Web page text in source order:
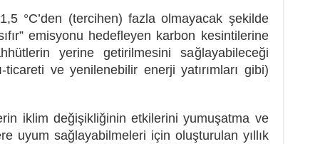
°C’den (tercihen) fazla olmayacak şekilde
emisyonu hedefleyen karbon kesintilerine
yerine getirilmesini sağlayabileceği
ve yenilenebilir enerji yatırımları gibi)
iklim değişikliğinin etkilerini yumuşatma ve
uyum sağlayabilmeleri için oluşturulan yıllık